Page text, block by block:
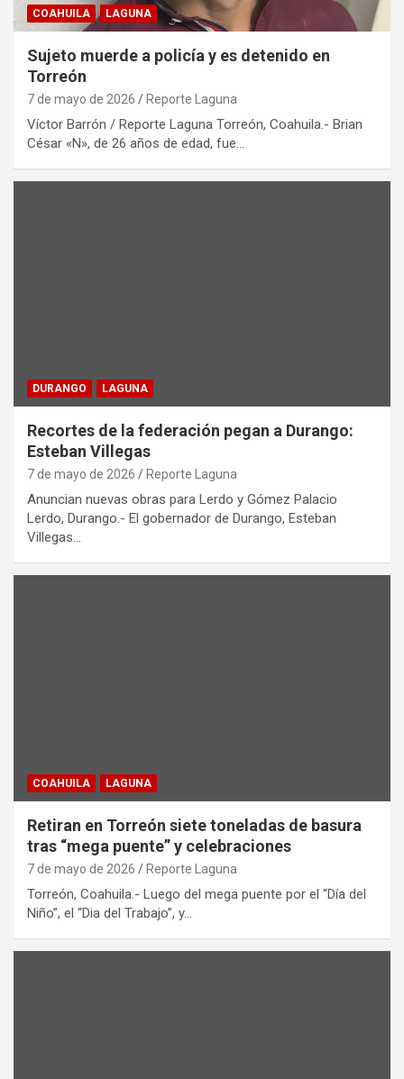
COAHUILA LAGUNA
Sujeto muerde a policía y es detenido en
Torreón
7 de mayo de 2026 Reporte Laguna
Víctor Barrón / Reporte Laguna Torreón, Coahuila.- Brian
César «N», de 26 años de edad, fue…
DURANGO LAGUNA
Recortes de la federación pegan a Durango:
Esteban Villegas
7 de mayo de 2026 Reporte Laguna
Anuncian nuevas obras para Lerdo y Gómez Palacio
Lerdo, Durango.- El gobernador de Durango, Esteban
Villegas…
COAHUILA LAGUNA
Retiran en Torreón siete toneladas de basura
tras “mega puente” y celebraciones
7 de mayo de 2026 Reporte Laguna
Torreón, Coahuila.- Luego del mega puente por el “Día del
Niño”, el “Dia del Trabajo”, y…